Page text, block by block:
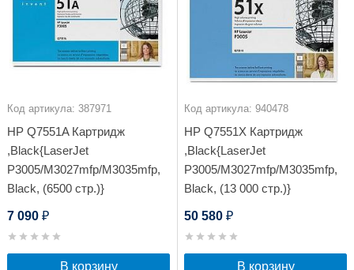
Код артикула: 387971
HP Q7551A Картридж
,Black{LaserJet
P3005/M3027mfp/M3035mfp,
Black, (6500 стр.)}
7 090 ₽
В корзину
Код артикула: 940478
HP Q7551X Картридж
,Black{LaserJet
P3005/M3027mfp/M3035mfp,
Black, (13 000 стр.)}
50 580 ₽
В корзину